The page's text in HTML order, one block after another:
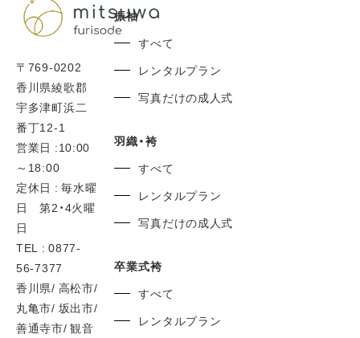
〒769-0202
香川県綾歌郡
宇多津町浜二
番丁12-1
営業日 :10:00
～18:00
定休日 : 毎水曜
日 第2・4火曜
日
TEL : 0877-
56-7377
香川県/ 高松市/
丸亀市/ 坂出市/
善通寺市/ 観音
振袖
すべて
レンタルプラン
写真だけの成人式
羽織・袴
すべて
レンタルプラン
写真だけの成人式
卒業式袴
すべて
レンタルプラン